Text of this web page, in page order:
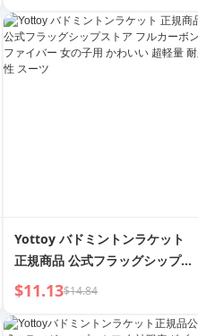
Yottoy バドミントンラケット
正規商品 公式フラッグシップス
トア フルカーボンファイバー 女
スーツ
$11.13$14.84